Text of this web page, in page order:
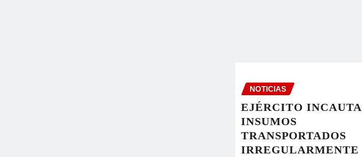
NOTICIAS
EJÉRCITO INCAUTA
INSUMOS
TRANSPORTADOS
IRREGULARMENTE